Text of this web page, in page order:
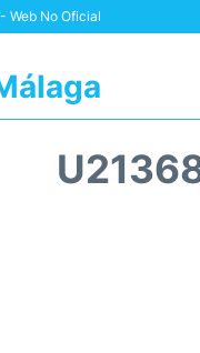
Web No Oficial